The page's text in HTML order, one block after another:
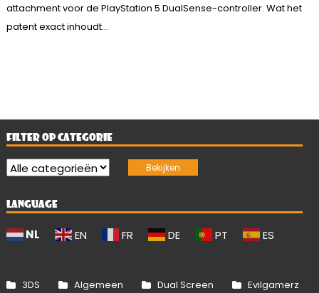
attachment voor de PlayStation 5 DualSense-controller. Wat het
patent exact inhoudt...
FILTER OP CATEGORIE
LANGUAGE
NL EN FR DE PT ES
3DS Algemeen Dual Screen Evilgamerz